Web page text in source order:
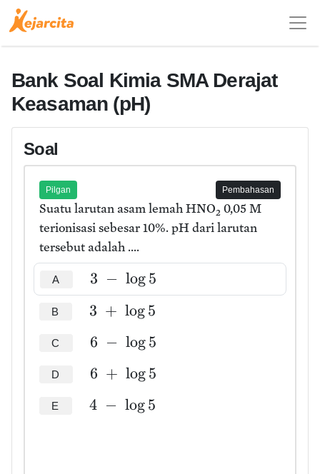
Bank Soal Kimia SMA Derajat
Keasaman (pH)
Soal
Pilgan Pembahasan
Suatu larutan asam lemah HNO2 0,05 M
terionisasi sebesar 10%. pH dari larutan
tersebut adalah ....
A 3 − log5
B 3 + log5
C 6 − log5
D 6 + log5
E 4 − log5